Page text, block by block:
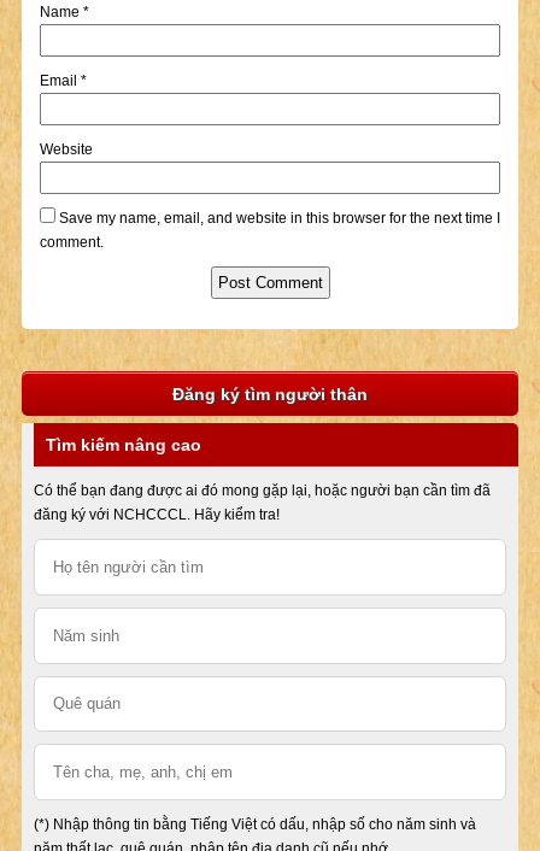
Name *
Email *
Website
Save my name, email, and website in this browser for the next time I
comment.
Đăng ký tìm người thân
Tìm kiếm nâng cao
Có thể bạn đang được ai đó mong gặp lại, hoặc người bạn cần tìm đã
đăng ký với NCHCCCL. Hãy kiểm tra!
(*) Nhập thông tin bằng Tiếng Việt có dấu, nhập số cho năm sinh và